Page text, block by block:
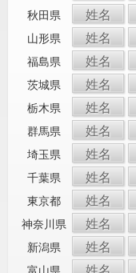
秋田県 姓名
山形県 姓名
福島県 姓名
茨城県 姓名
栃木県 姓名
群馬県 姓名
埼玉県 姓名
千葉県 姓名
東京都 姓名
神奈川県 姓名
新潟県 姓名